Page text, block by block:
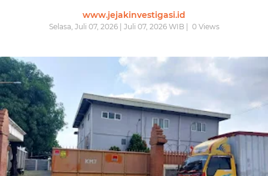
www.jejakinvestigasi.id
Selasa, Juli 07, 2026 | Juli 07, 2026 WIB | 0Views